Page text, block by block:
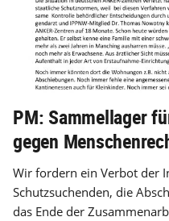
PM: Sammellager
gegen
Wir fordern ein Verbot der
Schutzsuchenden, die
das Ende der